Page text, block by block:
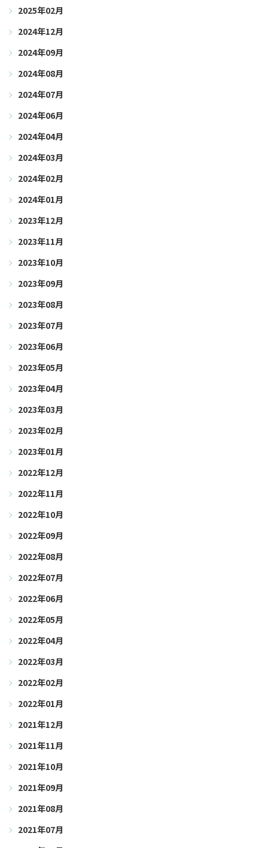
2025年02月
2024年12月
2024年09月
2024年08月
2024年07月
2024年06月
2024年04月
2024年03月
2024年02月
2024年01月
2023年12月
2023年11月
2023年10月
2023年09月
2023年08月
2023年07月
2023年06月
2023年05月
2023年04月
2023年03月
2023年02月
2023年01月
2022年12月
2022年11月
2022年10月
2022年09月
2022年08月
2022年07月
2022年06月
2022年05月
2022年04月
2022年03月
2022年02月
2022年01月
2021年12月
2021年11月
2021年10月
2021年09月
2021年08月
2021年07月